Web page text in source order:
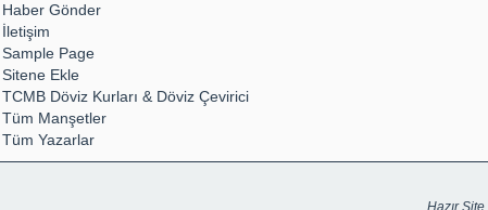
Haber Gönder
İletişim
Sample Page
Sitene Ekle
TCMB Döviz Kurları & Döviz Çevirici
Tüm Manşetler
Tüm Yazarlar
Hazır Site